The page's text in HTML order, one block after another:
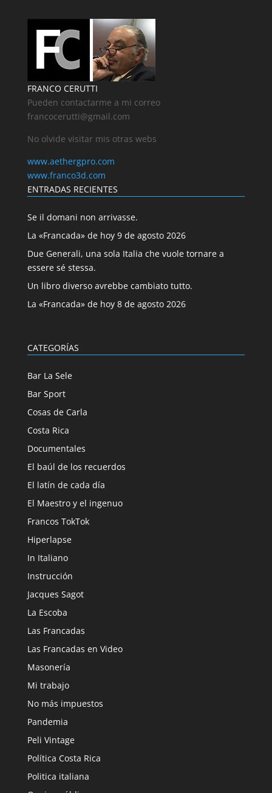
FRANCO CERUTTI
Pueden contactarme a mi correo
francocerutti@gmail.com
No olvide visitar mis otras webs
www.aethergpro.com
www.franco3d.com
ENTRADAS RECIENTES
Se il domani non arrivasse.
La «Francada» de hoy 9 de agosto 2026
Due Generali, una sola Italia che vuole tornare a
essere sé stessa.
Un libro diverso avrebbe cambiato tutto.
La «Francada» de hoy 8 de agosto 2026
CATEGORÍAS
Bar La Sele
Bar Sport
Cosas de Carla
Costa Rica
Documentales
El baúl de los recuerdos
El latín de cada día
El Maestro y el ingenuo
Francos TokTok
Hiperlapse
In Italiano
Instrucción
Jacques Sagot
La Escoba
Las Francadas
Las Francadas en Video
Masonería
Mi trabajo
No más impuestos
Pandemia
Peli Vintage
Política Costa Rica
Politica italiana